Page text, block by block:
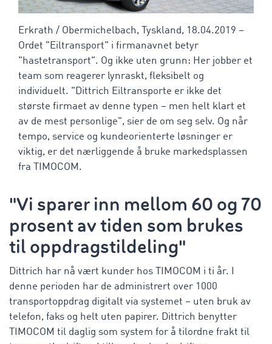
Erkrath / Obermichelbach, Tyskland, 18.04.2019 –
Ordet "Eiltransport" i firmanavnet betyr
"hastetransport". Og ikke uten grunn: Her jobber et
team som reagerer lynraskt, fleksibelt og
individuelt. "Dittrich Eiltransporte er ikke det
største firmaet av denne typen – men helt klart et
av de mest personlige", sier de om seg selv. Og når
tempo, service og kundeorienterte løsninger er
viktig, er det nærliggende å bruke markedsplassen
fra TIMOCOM.
"Vi sparer inn mellom 60 og 70
prosent av tiden som brukes
til oppdragstildeling"
Dittrich har nå vært kunder hos TIMOCOM i ti år. I
denne perioden har de administrert over 1000
transportoppdrag digitalt via systemet – uten bruk av
telefon, faks og helt uten papirer. Dittrich benytter
TIMOCOM til daglig som system for å tilordne frakt til